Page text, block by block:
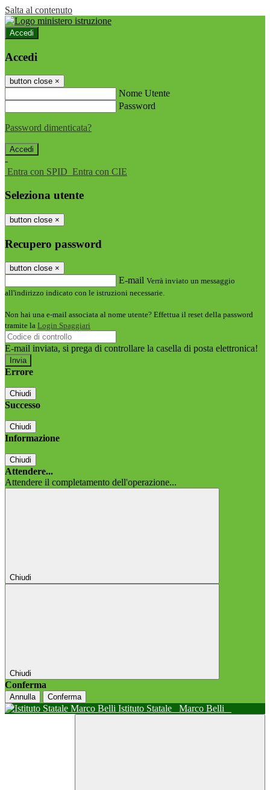
Salta al contenuto
Accedi
Accedi
button close ×
Nome Utente
Password
Password dimenticata?
-
Entra con SPID Entra con CIE
Seleziona utente
button close ×
Recupero password
button close ×
E-mail Verrà inviato un messaggio
all'indirizzo indicato con le istruzioni necessarie.
Non hai una e-mail associata al nome utente? Effettua il reset della password
tramite la Login Spaggiari
E-mail inviata, si prega di controllare la casella di posta elettronica!
Errore
Chiudi
Successo
Chiudi
Informazione
Chiudi
Attendere...
Attendere il completamento dell'operazione...
Chiudi
Chiudi
Conferma
Annulla Conferma
Istituto Statale Marco Belli